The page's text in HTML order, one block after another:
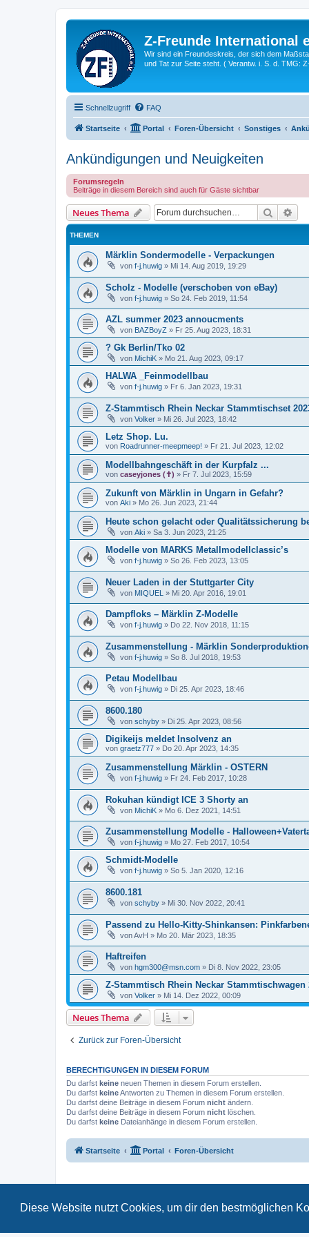
Diese Website nutzt Cookies, um dir den bestmöglichen
Z-Freunde International
Wir sind ein Freundeskreis, der sich dem
und Tat zur Seite steht. ( Verantw. i. S. d. TMG:
Schnellzugriff FAQ
Startseite Portal Foren-Übersicht Sonstiges
Ankündigungen und Neuigkeiten
Forumsregeln
Beiträge in diesem Bereich sind auch für Gäste sichtbar
Neues Thema Suche
THEMEN
Märklin Sondermodelle - Verpackungen
von f-j.huwig » Mi 14. Aug 2019, 19:29
Scholz - Modelle (verschoben von eBay)
von f-j.huwig » So 24. Feb 2019, 11:54
AZL summer 2023 annoucments
von BAZBoyZ » Fr 25. Aug 2023, 18:31
? Gk Berlin/Tko 02
von MichiK » Mo 21. Aug 2023, 09:17
HALWA _Feinmodellbau
von f-j.huwig » Fr 6. Jan 2023, 19:31
Z-Stammtisch Rhein Neckar Stammtischset
von Volker » Mi 26. Jul 2023, 18:42
Letz Shop. Lu.
von Roadrunner-meepmeep! » Fr 21. Jul 2023, 12:02
Modellbahngeschäft in der Kurpfalz ...
von caseyjones (✝) » Fr 7. Jul 2023, 15:59
Zukunft von Märklin in Ungarn in Gefahr?
von Aki » Mo 26. Jun 2023, 21:44
Heute schon gelacht oder Qualitätssicherung
von Aki » Sa 3. Jun 2023, 21:25
Modelle von MARKS Metallmodellclassic’s
von f-j.huwig » So 26. Feb 2023, 13:05
Neuer Laden in der Stuttgarter City
von MIQUEL » Mi 20. Apr 2016, 19:01
Dampfloks – Märklin Z-Modelle
von f-j.huwig » Do 22. Nov 2018, 11:15
Zusammenstellung - Märklin
von f-j.huwig » So 8. Jul 2018, 19:53
Petau Modellbau
von f-j.huwig » Di 25. Apr 2023, 18:46
8600.180
von schyby » Di 25. Apr 2023, 08:56
Digikeijs meldet Insolvenz an
von graetz777 » Do 20. Apr 2023, 14:35
Zusammenstellung Märklin - OSTERN
von f-j.huwig » Fr 24. Feb 2017, 10:28
Rokuhan kündigt ICE 3 Shorty an
von MichiK » Mo 6. Dez 2021, 14:51
Zusammenstellung Modelle -
von f-j.huwig » Mo 27. Feb 2017, 10:54
Schmidt-Modelle
von f-j.huwig » So 5. Jan 2020, 12:16
8600.181
von schyby » Mi 30. Nov 2022, 20:41
Passend zu Hello-Kitty-Shinkansen:
vonAvH » Mo 20. Mär 2023, 18:35
Haftreifen
von hgm300@msn.com » Di 8. Nov 2022, 23:05
Z-Stammtisch Rhein Neckar Stammtischwagen
von Volker » Mi 14. Dez 2022, 00:09
Neues Thema
Zurück zur Foren-Übersicht
BERECHTIGUNGEN IN DIESEM FORUM
Du darfst keine neuen Themen in diesem Forum erstellen.
Du darfst keineAntworten zu Themen in diesem Forum erstellen.
Du darfst deine Beiträge in diesem Forum nicht ändern.
Du darfst deine Beiträge in diesem Forum nicht löschen.
Du darfst keine Dateianhänge in diesem Forum erstellen.
Startseite Portal Foren-Übersicht